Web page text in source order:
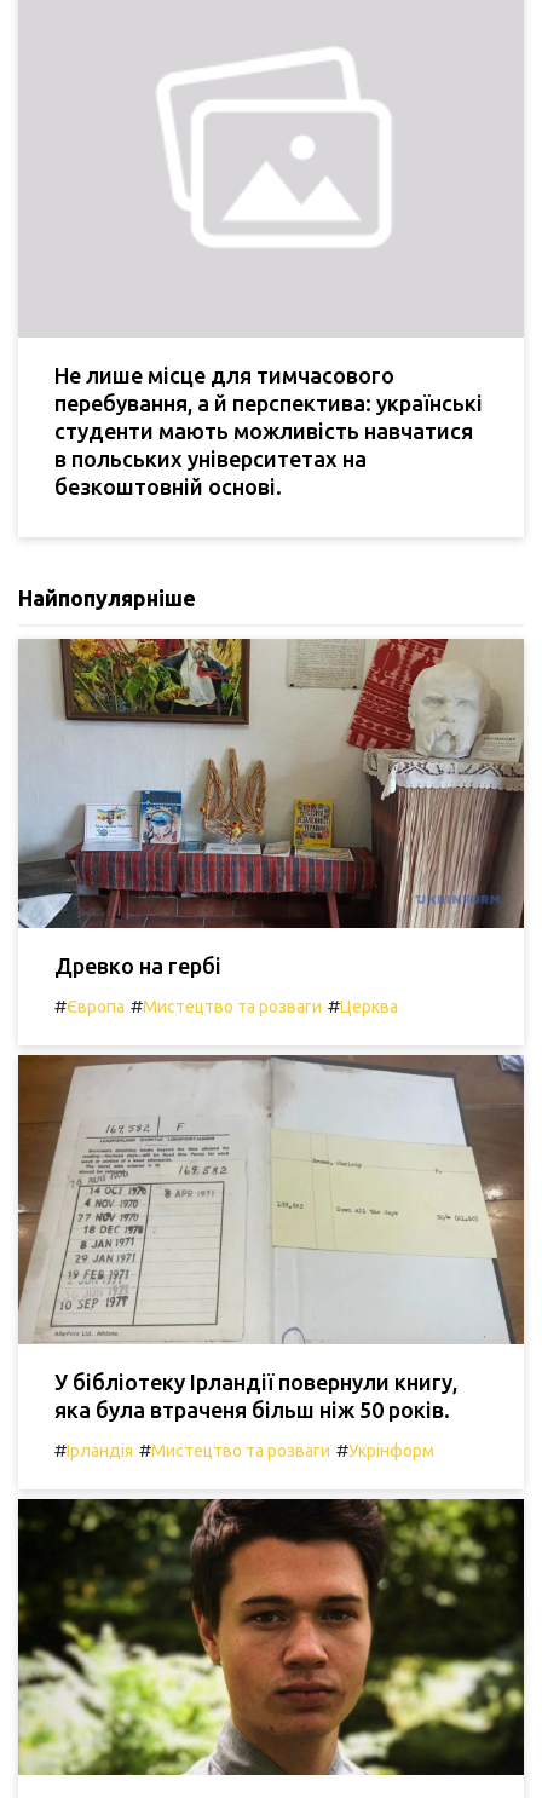
Не лише місце для тимчасового
перебування, а й перспектива: українські
студенти мають можливість навчатися
в польських університетах на
безкоштовній основі.
Найпопулярніше
Древко на гербі
#Європа #Мистецтво та розваги #Церква
У бібліотеку Ірландії повернули книгу,
яка була втраченя більш ніж 50 років.
#Ірландія #Мистецтво та розваги #Укрінформ